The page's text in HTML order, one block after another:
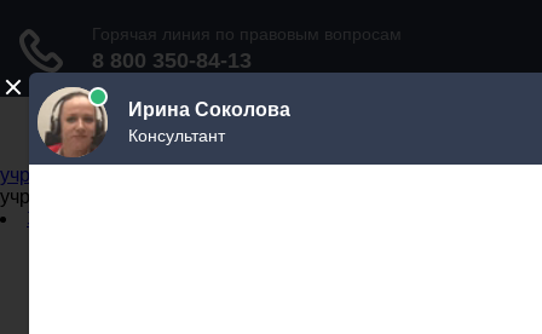
Не официальный справочник государственных
учреждений
учреждений
Задать вопрос юристу